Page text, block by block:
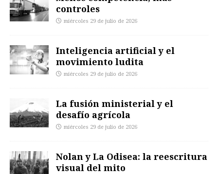
controles
miércoles 29 de julio de 2026
Inteligencia artificial y el
movimiento ludita
miércoles 29 de julio de 2026
La fusión ministerial y el
desafío agrícola
miércoles 29 de julio de 2026
Nolan y La Odisea: la reescritura
visual del mito